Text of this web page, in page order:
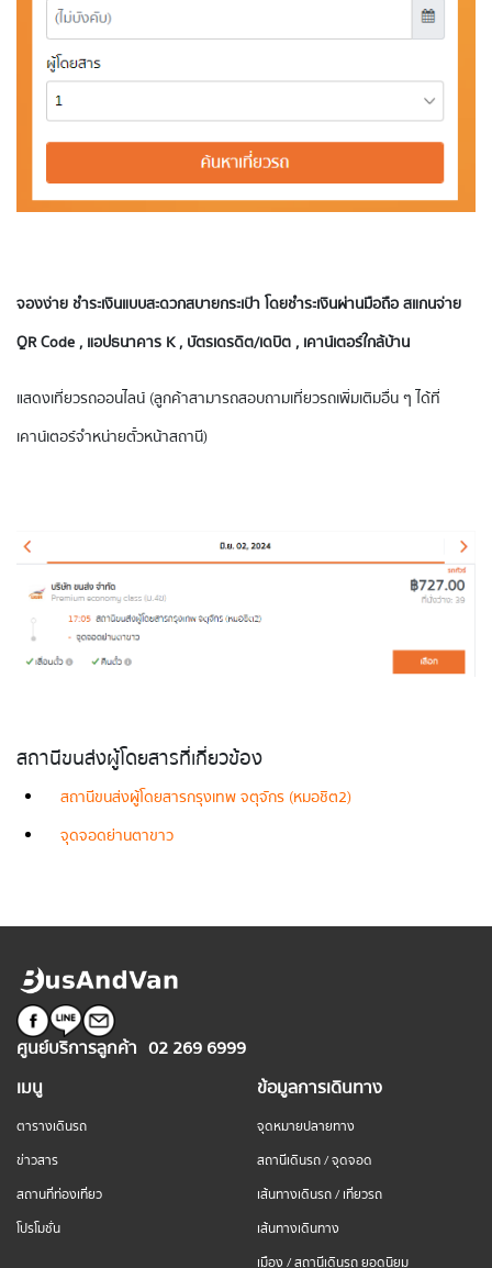
จองง่าย ชำระเงินแบบสะดวกสบายกระเป๋า โดยชำระเงินผ่านมือถือ สแกนจ่าย
QR Code , แอปธนาคาร K , บัตรเดรดิต/เดบิต , เคาน์เตอร์ใกล้บ้าน
แสดงเที่ยวรถออนไลน์ (ลูกค้าสามารถสอบถามเที่ยวรถเพิ่มเติมอื่น ๆ ได้ที่
เคาน์เตอร์จำหน่ายตั๋วหน้าสถานี)
สถานีขนส่งผู้โดยสารที่เกี่ยวข้อง
สถานีขนส่งผู้โดยสารกรุงเทพ จตุจักร (หมอชิต2)
จุดจอดย่านตาขาว
ศูนย์บริการลูกค้า 02 269 6999
เมนู
ตารางเดินรถ
ข่าวสาร
สถานที่ท่องเที่ยว
โปรโมชั่น
ข้อมูลการเดินทาง
จุดหมายปลายทาง
สถานีเดินรถ / จุดจอด
เส้นทางเดินรถ / เที่ยวรถ
เส้นทางเดินทาง
เมือง / สถานีเดินรถ ยอดนิยม